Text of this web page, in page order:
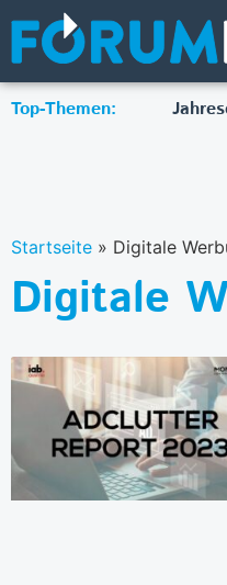
Top-Themen:
Startseite » Digitale
Digitale